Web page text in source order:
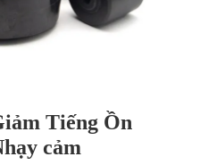
Tiếng Ồn
cảm